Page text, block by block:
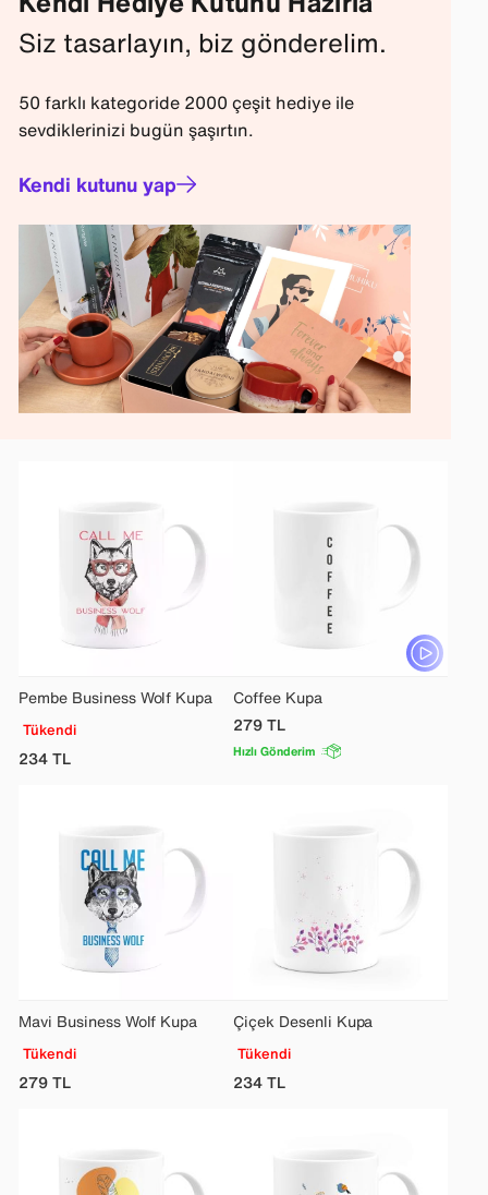
Siz tasarlayın, biz gönderelim.
50 farklı kategoride 2000 çeşit hediye ile
sevdiklerinizi bugün şaşırtın.
Kendi kutunu yap
Pembe Business Wolf Kupa
Tükendi
234TL
Coffee Kupa
279TL
Hızlı Gönderim
Mavi Business Wolf Kupa
Tükendi
279TL
Çiçek Desenli Kupa
Tükendi
234TL